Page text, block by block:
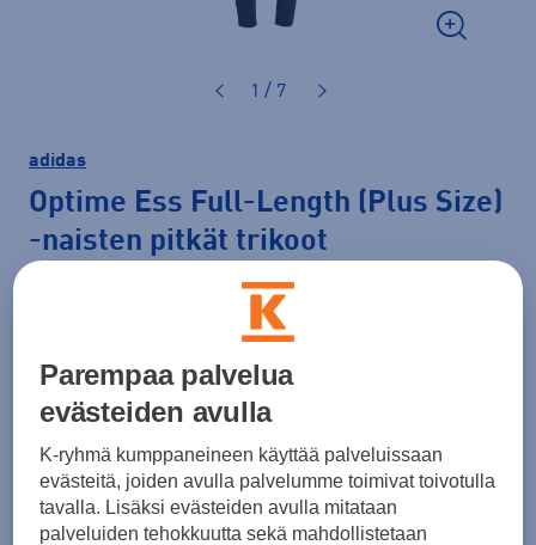
1 / 7
adidas
Optime Ess Full-Length (Plus Size)
-naisten pitkät trikoot
Koko
XXL XXXL 4XL
Parempaa palvelua
evästeiden avulla
K-ryhmä kumppaneineen käyttää palveluissaan
evästeitä, joiden avulla palvelumme toimivat toivotulla
tavalla. Lisäksi evästeiden avulla mitataan
palveluiden tehokkuutta sekä mahdollistetaan